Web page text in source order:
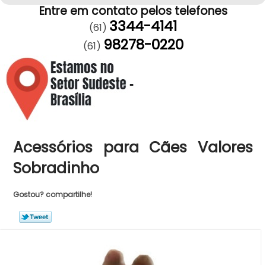
Entre em contato pelos telefones
(61) 3344-4141
(61) 98278-0220
Acessórios para Cães Valores
Sobradinho
Gostou? compartilhe!